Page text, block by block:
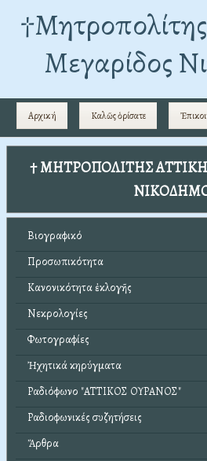
†Mητροπολίτης
Μεγαρίδος
Αρχική Καλῶς ὁρίσατε
† ΜΗΤΡΟΠΟΛΙΤΗΣ
Βιογραφικό
Προσωπικότητα
Κανονικότητα ἐκλογῆς
Νεκρολογίες
Φωτογραφίες
Ἠχητικά κηρύγματα
Ραδιόφωνο "ΑΤΤΙΚΟΣ ΟΥΡΑΝΟΣ"
Ραδιοφωνικές συζητήσεις
Ἄρθρα